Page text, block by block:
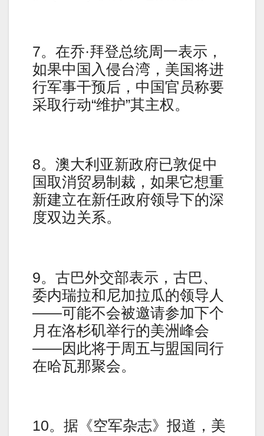
7。在乔·拜登总统周一表示，
如果中国入侵台湾，美国将进
行军事干预后，中国官员称要
采取行动“维护”其主权。
8。澳大利亚新政府已敦促中
国取消贸易制裁，如果它想重
新建立在新任政府领导下的深
度双边关系。
9。古巴外交部表示，古巴、
委内瑞拉和尼加拉瓜的领导人
——可能不会被邀请参加下个
月在洛杉矶举行的美洲峰会
——因此将于周五与盟国同行
在哈瓦那聚会。
10。据《空军杂志》报道，美